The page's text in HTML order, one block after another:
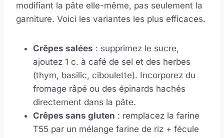
modifiant la pâte elle-même, pas seulement la
garniture. Voici les variantes les plus efficaces.
Crêpes salées : supprimez le sucre,
ajoutez 1 c. à café de sel et des herbes
(thym, basilic, ciboulette). Incorporez du
fromage râpé ou des épinards hachés
directement dans la pâte.
Crêpes sans gluten : remplacez la farine
T55 par un mélange farine de riz + fécule